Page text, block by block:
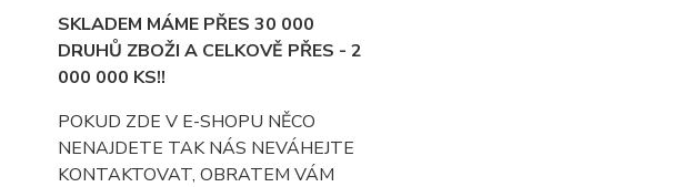
SKLADEM MÁME PŘES 30 000
DRUHŮ ZBOŽI A CELKOVĚ PŘES - 2
000 000 KS!!
POKUD ZDE V E-SHOPU NĚCO
NENAJDETE TAK NÁS NEVÁHEJTE
KONTAKTOVAT, OBRATEM VÁM